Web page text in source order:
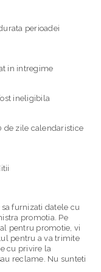
perioadei
in intregime
ineligibila
de zile calendaristice
furnizati datele cu
promotia. Pe
pentru promotie, vi
pentru a va trimite
cu privire la
reclame. Nu sunteti